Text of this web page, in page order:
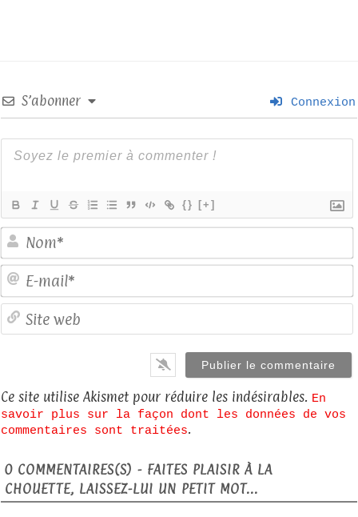
S’abonner Connexion
{} [+]
Ce site utilise Akismet pour réduire les indésirables. En
savoir plus sur la façon dont les données de vos
commentaires sont traitées.
0 COMMENTAIRES(S) - FAITES PLAISIR À LA
CHOUETTE, LAISSEZ-LUI UN PETIT MOT...